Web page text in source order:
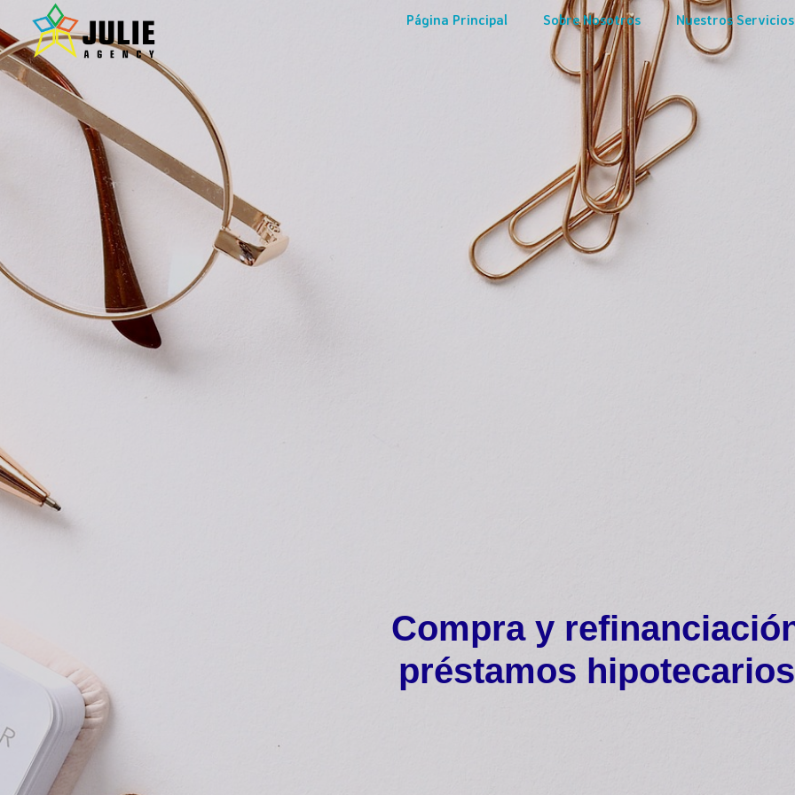
Página Principal Sobre Nosotros Nuestros Servicios
Compra y
préstamos hipotecarios